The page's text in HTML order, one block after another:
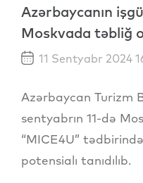
Azərbaycanın
Moskvada təbliğ
11 Sentyabr 2024
Azərbaycan Turizm
sentyabrın 11-də
“MICE4U”
potensialı tanıdılıb.